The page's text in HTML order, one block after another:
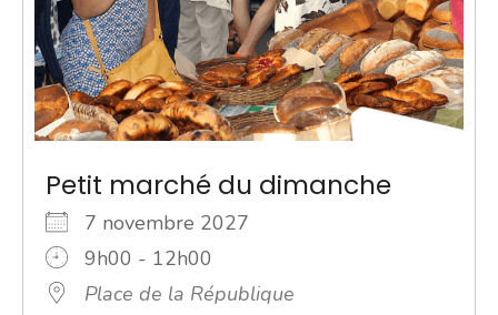
Petit marché du dimanche
7 novembre 2027
9h00 - 12h00
Place de la République